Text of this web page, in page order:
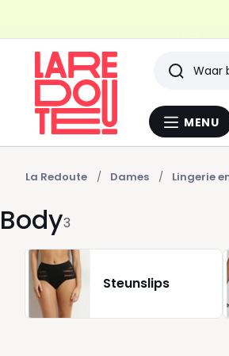
Menu
MENU
Zoeken
La Redoute Dames Lingerie
Body3
Steunslips